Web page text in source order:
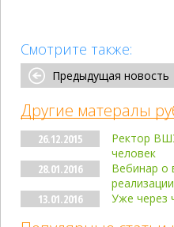
Смотрите также:
Предыдущая новость
Другие матералы
26.12.2015
Ректор
человек
28.01.2016
Вебинар о
13.01.2016
Уже через